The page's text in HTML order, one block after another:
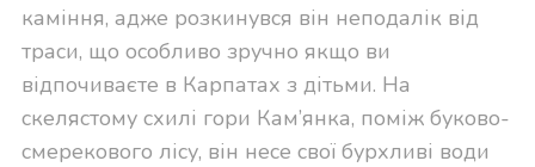
каміння, адже розкинувся він неподалік від
траси, що особливо зручно якщо ви
відпочиваєте в Карпатах з дітьми. На
скелястому схилі гори Кам’янка, поміж буково-
смерекового лісу, він несе свої бурхливі води